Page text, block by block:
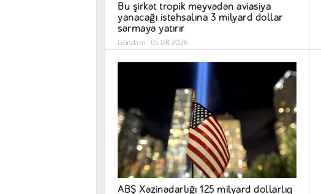
Bu şirkət tropik meyvədən aviasiya
yanacağı istehsalına 3 milyard dollar
sərmayə yatırır
Gündəm 05.08.2026
ABŞ Xəzinədarlığı 125 milyard dollarlıq